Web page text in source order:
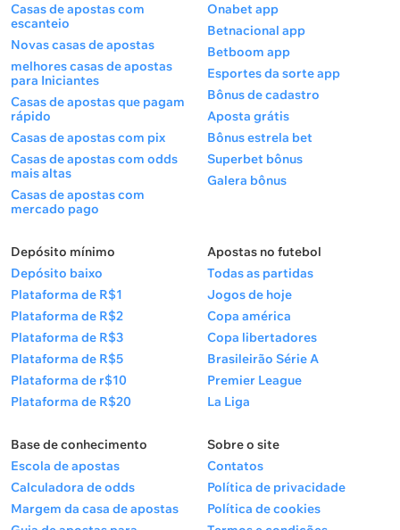
Casas de apostas com
escanteio
Novas casas de apostas
melhores casas de apostas
para Iniciantes
Casas de apostas que pagam
rápido
Casas de apostas com pix
Casas de apostas com odds
mais altas
Casas de apostas com
mercado pago
Onabet app
Betnacional app
Betboom app
Esportes da sorte app
Bônus de cadastro
Aposta grátis
Bônus estrela bet
Superbet bônus
Galera bônus
Depósito mínimo
Depósito baixo
Plataforma de R$1
Plataforma de R$2
Plataforma de R$3
Plataforma de R$5
Plataforma de r$10
Plataforma de R$20
Apostas no futebol
Todas as partidas
Jogos de hoje
Copa américa
Copa libertadores
Brasileirão Série A
Premier League
La Liga
Base de conhecimento
Escola de apostas
Calculadora de odds
Margem da casa de apostas
Sobre o site
Contatos
Política de privacidade
Política de cookies